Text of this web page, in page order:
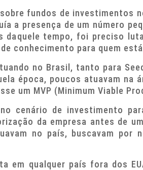
fundos de investimentos
a presença de um número
tempo, foi preciso
conhecimento para quem
no Brasil, tanto para
época, poucos atuavam na
um MVP (Minimum Viable
cenário de investimento
da empresa antes de
no país, buscavam por
em qualquer país fora dos